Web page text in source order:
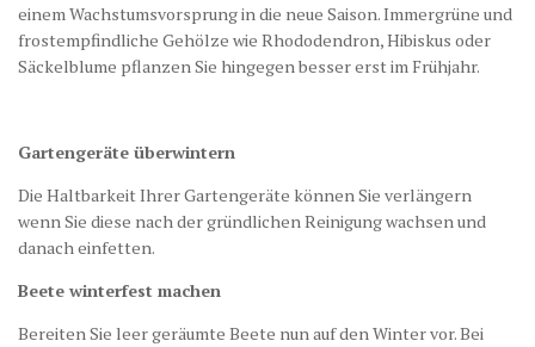
einem Wachstumsvorsprung in die neue Saison. Immergrüne und
frostempfindliche Gehölze wie Rhododendron, Hibiskus oder
Säckelblume pflanzen Sie hingegen besser erst im Frühjahr.
Gartengeräte überwintern
Die Haltbarkeit Ihrer Gartengeräte können Sie verlängern
wenn Sie diese nach der gründlichen Reinigung wachsen und
danach einfetten.
Beete winterfest machen
Bereiten Sie leer geräumte Beete nun auf den Winter vor. Bei